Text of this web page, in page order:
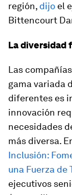
región, dijo el
Bittencourt
La diversidad
Las
gama variada
diferentes es
innovación
necesidades
más diversa.
Inclusión:
una Fuerza de
ejecutivos